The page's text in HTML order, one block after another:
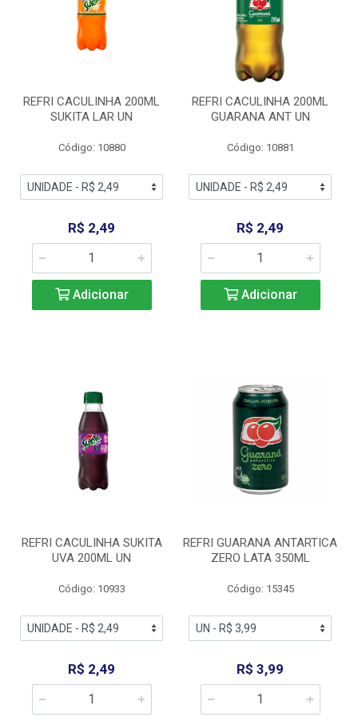
REFRI CACULINHA 200ML
SUKITA LAR UN
Código: 10880
R$ 2,49
Adicionar
REFRI CACULINHA 200ML
GUARANA ANT UN
Código: 10881
R$ 2,49
Adicionar
REFRI CACULINHA SUKITA
UVA 200ML UN
Código: 10933
R$ 2,49
REFRI GUARANA ANTARTICA
ZERO LATA 350ML
Código: 15345
R$ 3,99